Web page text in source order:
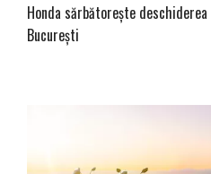
Honda sărbătorește
București